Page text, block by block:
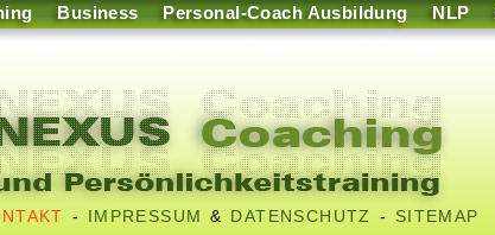
Business Personal-Coach Ausbildung NLP
- IMPRESSUM & DATENSCHUTZ - SITEMAP